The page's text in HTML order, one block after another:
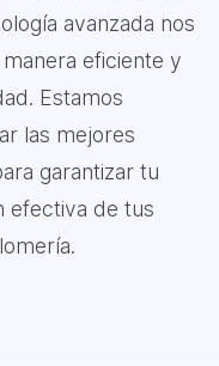
avanzada nos
eficiente y
Estamos
las mejores
garantizar tu
efectiva de tus